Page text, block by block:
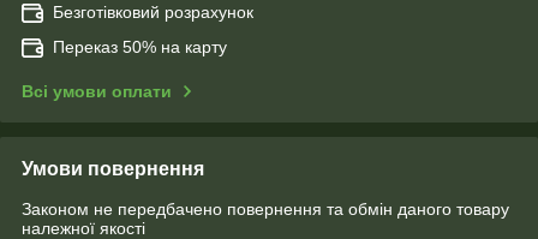
Безготівковий розрахунок
Переказ 50% на карту
Всі умови оплати
Умови повернення
Законом не передбачено повернення та обмін даного товару
належної якості